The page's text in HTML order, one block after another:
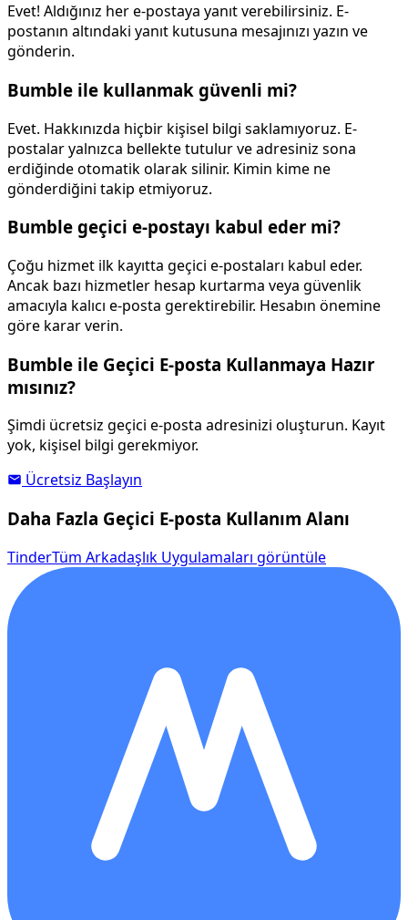
Evet! Aldığınız her e-postaya yanıt verebilirsiniz. E-
postanın altındaki yanıt kutusuna mesajınızı yazın ve
gönderin.
Bumble ile kullanmak güvenli mi?
Evet. Hakkınızda hiçbir kişisel bilgi saklamıyoruz. E-
postalar yalnızca bellekte tutulur ve adresiniz sona
erdiğinde otomatik olarak silinir. Kimin kime ne
gönderdiğini takip etmiyoruz.
Bumble geçici e-postayı kabul eder mi?
Çoğu hizmet ilk kayıtta geçici e-postaları kabul eder.
Ancak bazı hizmetler hesap kurtarma veya güvenlik
amacıyla kalıcı e-posta gerektirebilir. Hesabın önemine
göre karar verin.
Bumble ile Geçici E-posta Kullanmaya Hazır
mısınız?
Şimdi ücretsiz geçici e-posta adresinizi oluşturun. Kayıt
yok, kişisel bilgi gerekmiyor.
Ücretsiz Başlayın
Daha Fazla Geçici E-posta Kullanım Alanı
TinderTüm Arkadaşlık Uygulamaları görüntüle